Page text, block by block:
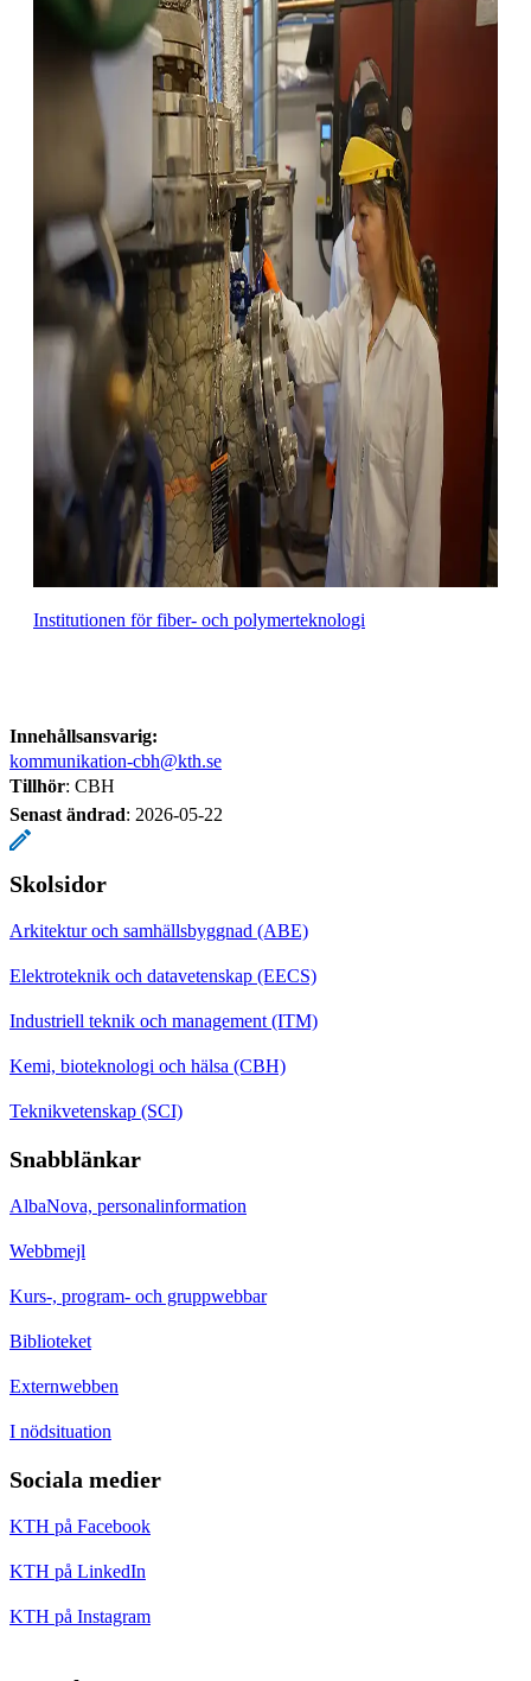
Institutionen för fiber- och polymerteknologi
Innehållsansvarig:
kommunikation-cbh@kth.se
Tillhör: CBH
Senast ändrad: 2026-05-22
Skolsidor
Arkitektur och samhällsbyggnad (ABE)
Elektroteknik och datavetenskap (EECS)
Industriell teknik och management (ITM)
Kemi, bioteknologi och hälsa (CBH)
Teknikvetenskap (SCI)
Snabblänkar
AlbaNova, personalinformation
Webbmejl
Kurs-, program- och gruppwebbar
Biblioteket
Externwebben
I nödsituation
Sociala medier
KTH på Facebook
KTH på LinkedIn
KTH på Instagram